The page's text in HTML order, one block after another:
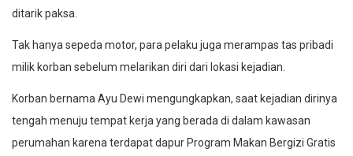
ditarik paksa.
Tak hanya sepeda motor, para pelaku juga merampas tas pribadi
milik korban sebelum melarikan diri dari lokasi kejadian.
Korban bernama Ayu Dewi mengungkapkan, saat kejadian dirinya
tengah menuju tempat kerja yang berada di dalam kawasan
perumahan karena terdapat dapur Program Makan Bergizi Gratis